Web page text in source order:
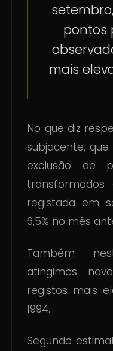
pontos
mais
No que diz
subjacente,
exclusão de
registada em
6,5% no mês
Também
atingimos
registos mais
1994.
Segundo